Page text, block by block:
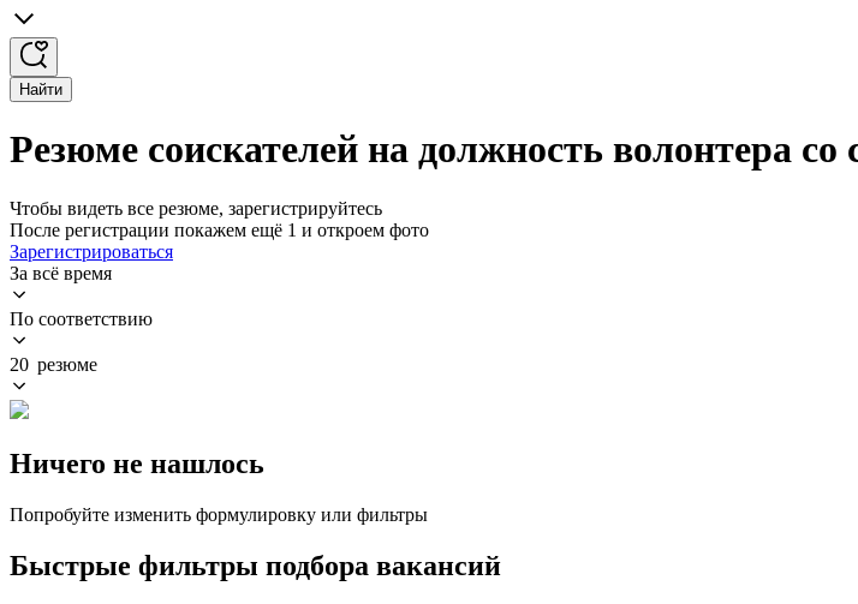
Найти
Резюме соискателей на должность волонтера
Чтобы видеть все резюме, зарегистрируйтесь
После регистрации покажем ещё 1 и откроем фото
Зарегистрироваться
За всё время
По соответствию
20 резюме
Ничего не нашлось
Попробуйте изменить формулировку или фильтры
Быстрые фильтры подбора вакансий